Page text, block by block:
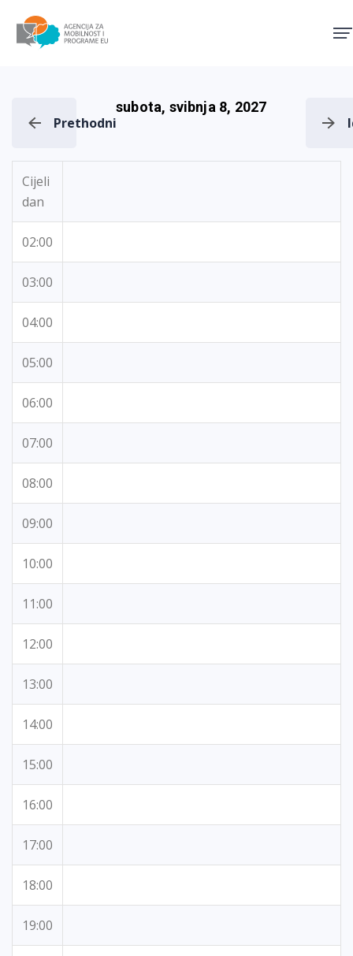
Prethodni
subota, svibnja 8, 2027
Cijeli
dan
02:00
03:00
04:00
05:00
06:00
07:00
08:00
09:00
10:00
11:00
12:00
13:00
14:00
15:00
16:00
17:00
18:00
19:00